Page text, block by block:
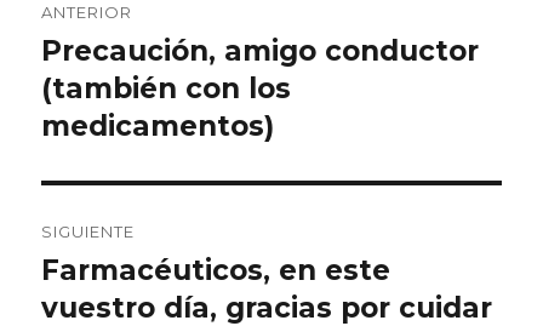
de
entradas
ANTERIOR
Entrada
anterior:
Precaución, amigo conductor
(también con los
medicamentos)
SIGUIENTE
Entrada
siguiente:
Farmacéuticos, en este
vuestro día, gracias por cuidar